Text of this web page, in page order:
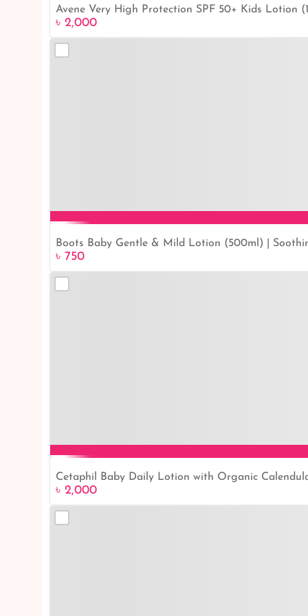
Avene Very High Protection SPF 50+ Kids Lotion
৳ 2,000
Boots Baby Gentle & Mild Lotion (500ml) |
৳ 750
Cetaphil Baby Daily Lotion with Organic
৳ 2,000